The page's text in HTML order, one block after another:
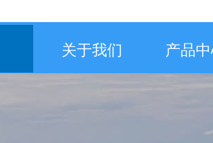
关于我们 产品